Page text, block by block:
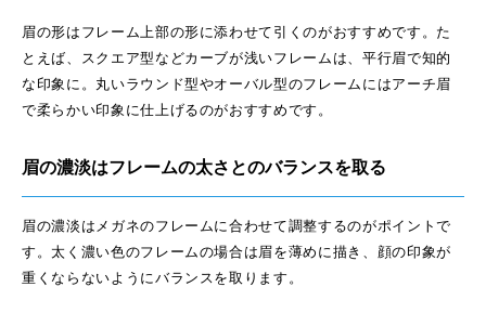
眉の形はフレーム上部の形に添わせて引くのがおすすめです。た
とえば、スクエア型などカーブが浅いフレームは、平行眉で知的
な印象に。丸いラウンド型やオーバル型のフレームにはアーチ眉
で柔らかい印象に仕上げるのがおすすめです。
眉の濃淡はフレームの太さとのバランスを取る
眉の濃淡はメガネのフレームに合わせて調整するのがポイントで
す。太く濃い色のフレームの場合は眉を薄めに描き、顔の印象が
重くならないようにバランスを取ります。